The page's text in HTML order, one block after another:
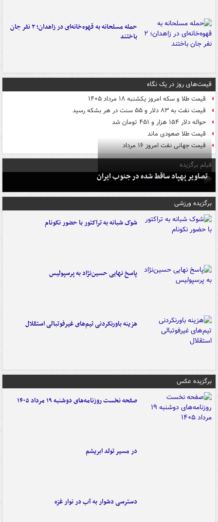
حمله مسلحانه به قهوه‌خانه‌ای در زاهدان؛ ۲ نفر جان
باختند
قیمت‌های روز در یک نگاه
قیمت طلا و سکه امروز یکشنبه ۱۸ مرداد ۱۴۰۵
قیمت نفت به ۸۳ دلار و ۵۵ سنت در هر بشکه رسید
حواله دلار ۱۵۴ هزار و ۴۵۱ تومان شد
قیمت طلا صعودی ماند
قیمت جهانی نفت امروز ۱۶ مرداد
فیلم برگزیده
تصاویر پهپاد ساقط شده در جنوب ایران
برگزیده ورزشی
شوک شبانه به تراکتور با حضور نکونام
پاسخ نهایی حسین‌نژاد به پرسپولیس
هزینه باورنکردنی تیم‌های غیرفوتبالی استقلال
برگزیده عکس
صفحه نخست روزنامه‌های دوشنبه ۱۹ مرداد ۱۴۰۵
در مسیر تولد ابریشم
دسترسی دشوار به آب در نوار غزه